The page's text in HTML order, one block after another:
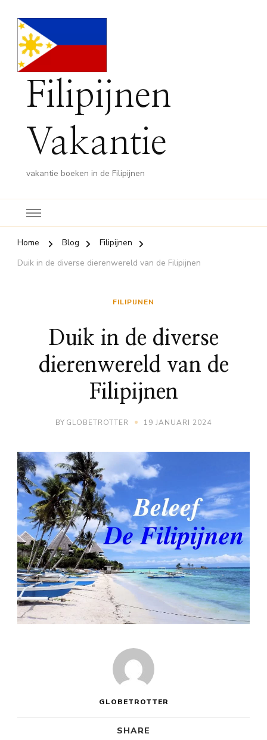
Filipijnen
Vakantie
vakantie boeken in de Filipijnen
Home Blog
Filipijnen
Duik in de diverse dierenwereld van de Filipijnen
FILIPIJNEN
Duik in de diverse
dierenwereld van de
Filipijnen
BY GLOBETROTTER 19 JANUARI 2024
GLOBETROTTER
SHARE